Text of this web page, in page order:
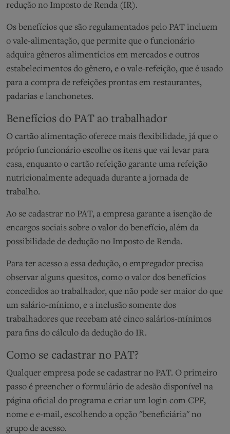
redução no Imposto de Renda (IR).
Os benefícios que são regulamentados pelo PAT incluem
o vale-alimentação, que permite que o funcionário
adquira gêneros alimentícios em mercados e outros
estabelecimentos do gênero, e o vale-refeição, que é usado
para a compra de refeições prontas em restaurantes,
padarias e lanchonetes.
Benefícios do PAT ao trabalhador
O cartão alimentação oferece mais flexibilidade, já que o
próprio funcionário escolhe os itens que vai levar para
casa, enquanto o cartão refeição garante uma refeição
nutricionalmente adequada durante a jornada de
trabalho.
Ao se cadastrar no PAT, a empresa garante a isenção de
encargos sociais sobre o valor do benefício, além da
possibilidade de dedução no Imposto de Renda.
Para ter acesso a essa dedução, o empregador precisa
observar alguns quesitos, como o valor dos benefícios
concedidos ao trabalhador, que não pode ser maior do que
um salário-mínimo, e a inclusão somente dos
trabalhadores que recebam até cinco salários-mínimos
para fins do cálculo da dedução do IR.
Como se cadastrar no PAT?
Qualquer empresa pode se cadastrar no PAT. O primeiro
passo é preencher o formulário de adesão disponível na
página oficial do programa e criar um login com CPF,
nome e e-mail, escolhendo a opção "beneficiária" no
grupo de acesso.